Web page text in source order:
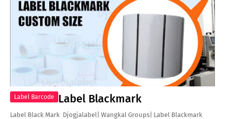
Label Barcode Label Blackmark
Label Black Mark Djogjalabel| Wangkal Groups| Label Blackmark